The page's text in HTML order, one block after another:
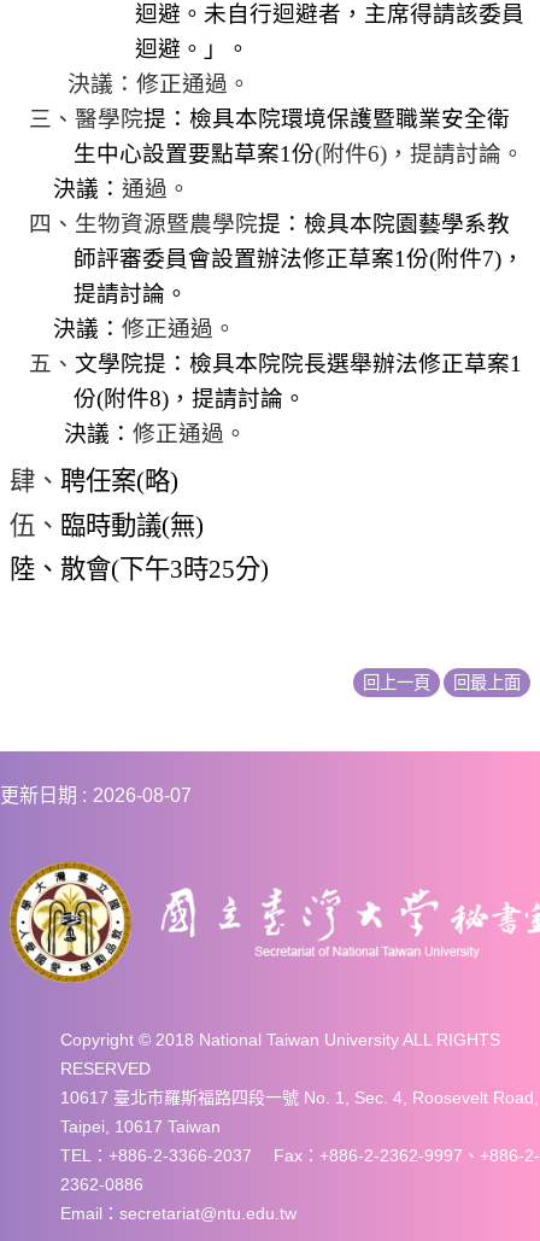
務
關
活
迴避。未自行迴避者，主席得請該委員
迴避。」。
決議：修正通過。
三、醫學院提：檢具本院環境保護暨職業安全衛
生中心設置要點草案1份(附件6) ，提請討論。
決議： 通過。
四、生物資源暨農學院提：檢具本院園藝學系教
師評審委員會設置辦法修正草案1份(附件7) ，
提請討論。
決議： 修正通過。
五、 文學院提：檢具本院院長選舉辦法修正草案1
份(附件8) ，提請討論。
決議： 修正通過。
肆、 聘任案(略)
伍、 臨時動議(無)
陸、散會(下午3時25分)
回上一頁 回最上面
更新日期 2026-08-07
Copyright © 2018 National Taiwan University ALL RIGHTS
RESERVED
10617 臺北市羅斯福路四段一號 No. 1, Sec. 4, Roosevelt Road,
Taipei, 10617 Taiwan
TEL：+886-2-3366-2037 Fax：+886-2-2362-9997、+886-2-
2362-0886
Email：secretariat@ntu.edu.tw